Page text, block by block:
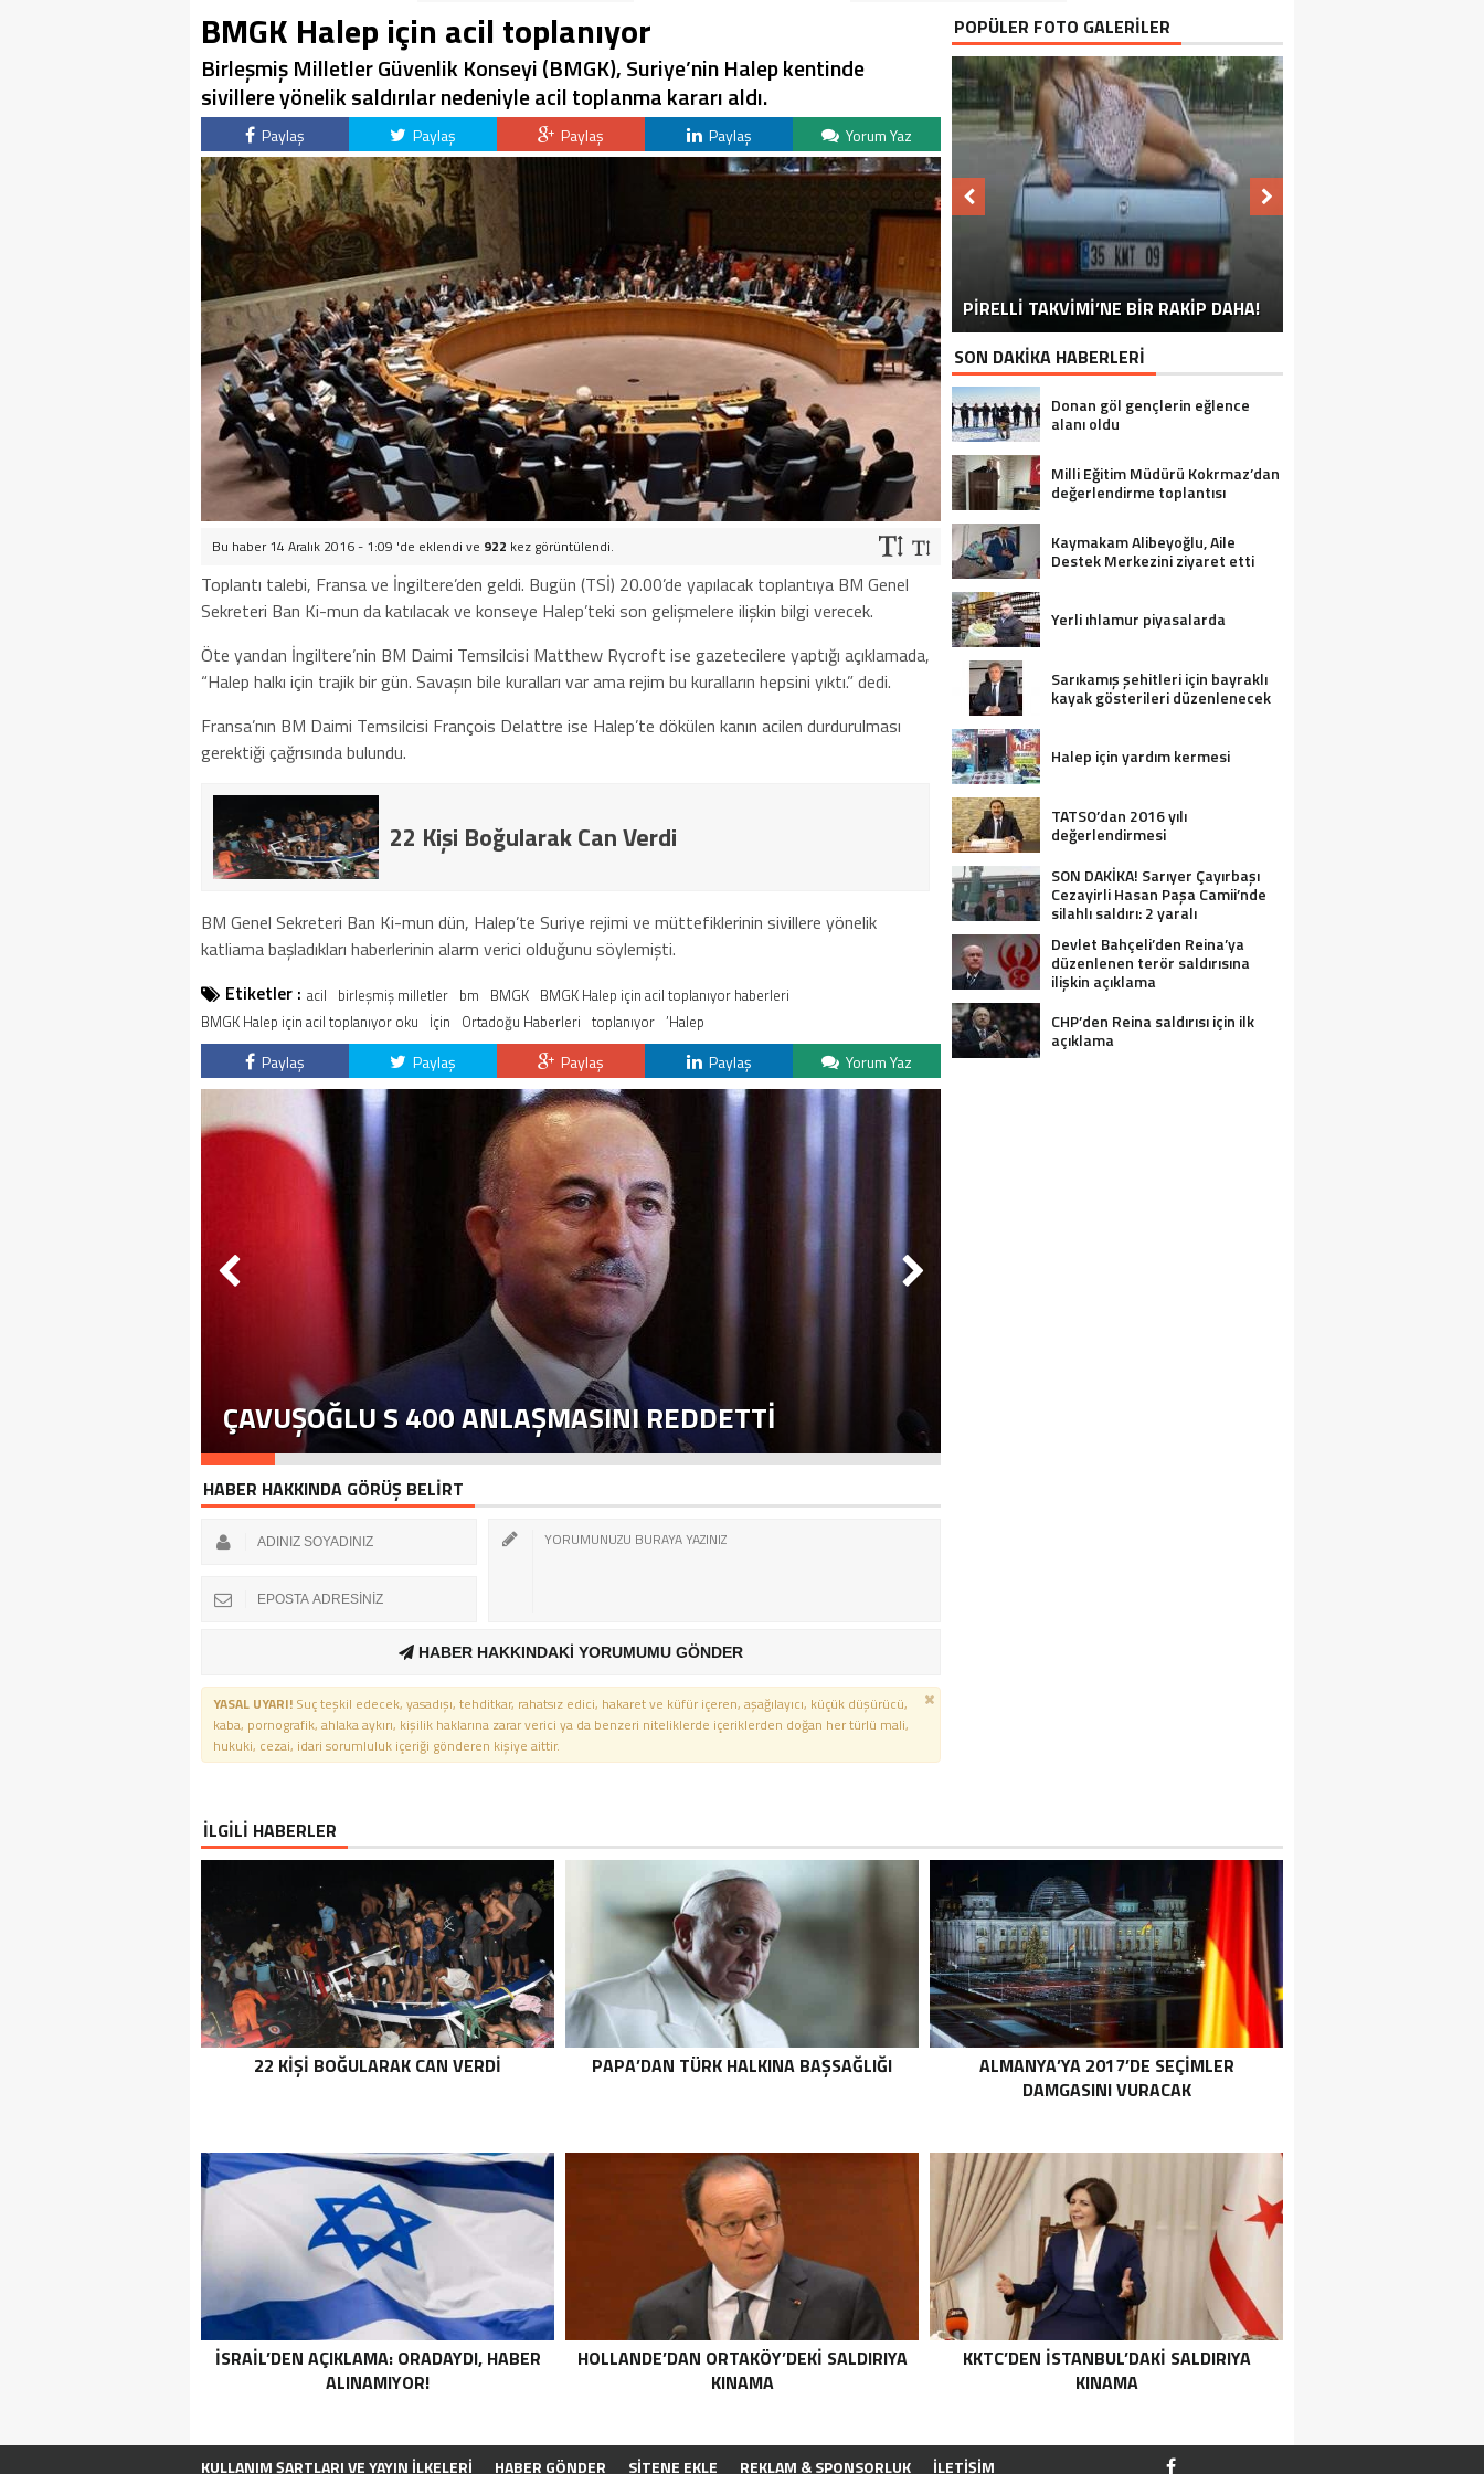
BMGK Halep için acil toplanıyor
Birleşmiş Milletler Güvenlik Konseyi (BMGK), Suriye’nin Halep kentinde
sivillere yönelik saldırılar nedeniyle acil toplanma kararı aldı.
Paylaş Paylaş Paylaş Paylaş Yorum Yaz
Bu haber 14 Aralık 2016 - 1:09 'de eklendi ve 922 kez görüntülendi.
Toplantı talebi, Fransa ve İngiltere’den geldi. Bugün (TSİ) 20.00’de yapılacak toplantıya BM Genel
Sekreteri Ban Ki-mun da katılacak ve konseye Halep’teki son gelişmelere ilişkin bilgi verecek.
Öte yandan İngiltere’nin BM Daimi Temsilcisi Matthew Rycroft ise gazetecilere yaptığı açıklamada,
“Halep halkı için trajik bir gün. Savaşın bile kuralları var ama rejim bu kuralların hepsini yıktı.” dedi.
Fransa’nın BM Daimi Temsilcisi François Delattre ise Halep’te dökülen kanın acilen durdurulması
gerektiği çağrısında bulundu.
22 Kişi Boğularak Can Verdi
BM Genel Sekreteri Ban Ki-mun dün, Halep’te Suriye rejimi ve müttefiklerinin sivillere yönelik
katliama başladıkları haberlerinin alarm verici olduğunu söylemişti.
Etiketler : acil birleşmiş milletler bm BMGK BMGK Halep için acil toplanıyor haberleri
BMGK Halep için acil toplanıyor oku İçin Ortadoğu Haberleri toplanıyor ’Halep
Paylaş Paylaş Paylaş Paylaş Yorum Yaz
ÇAVUŞOĞLU S 400 ANLAŞMASINI REDDETTI
HABER HAKKINDA GÖRÜŞ BELİRT
HABER HAKKINDAKİ YORUMUMU GÖNDER
YASAL UYARI! Suç teşkil edecek, yasadışı, tehditkar, rahatsız edici, hakaret ve küfür içeren, aşağılayıcı, küçük düşürücü,
kaba, pornografik, ahlaka aykırı, kişilik haklarına zarar verici ya da benzeri niteliklerde içeriklerden doğan her türlü mali,
hukuki, cezai, idari sorumluluk içeriği gönderen kişiye aittir.
POPÜLER FOTO GALERİLER
PİRELLİ TAKVİMİ’NE BİR RAKİP DAHA!
EN İYİ ‘KURBAN BAYRAMI’ CAPSLERİ!
BUNU SÖYLEMEYEN ESNAF GÖRDÜNÜZ
MÜ?
FOTOĞRAFLARLA HIZAN
FOTOĞRAFLARLA BITLIS
FOTOĞRAFLARLA TATVAN
FOTOĞRAFLARLA GÜROYMAK
FOTOĞRAFLARLA AHLAT
FOTOĞRAFLARLA ADILCEVAZ
FOTOĞRAFLARLA MUTKI
SON DAKİKA HABERLERİ
Donan göl gençlerin eğlence
alanı oldu
Milli Eğitim Müdürü Kokrmaz’dan
değerlendirme toplantısı
Kaymakam Alibeyoğlu, Aile
Destek Merkezini ziyaret etti
Yerli ıhlamur piyasalarda
Sarıkamış şehitleri için bayraklı
kayak gösterileri düzenlenecek
Halep için yardım kermesi
TATSO’dan 2016 yılı
değerlendirmesi
SON DAKİKA! Sarıyer Çayırbaşı
Cezayirli Hasan Paşa Camii’nde
silahlı saldırı: 2 yaralı
Devlet Bahçeli’den Reina’ya
düzenlenen terör saldırısına
ilişkin açıklama
CHP’den Reina saldırısı için ilk
açıklama
İLGİLİ HABERLER
22 KIŞI BOĞULARAK CAN VERDI PAPA’DAN TÜRK HALKINA BAŞSAĞLIĞI
ALMANYA’YA 2017’DE SEÇIMLER
DAMGASINI VURACAK
İSRAIL’DEN AÇIKLAMA: ORADAYDI, HABER
ALINAMIYOR!
HOLLANDE’DAN ORTAKÖY’DEKI SALDIRIYA
KINAMA
KKTC’DEN İSTANBUL’DAKI SALDIRIYA
KINAMA
KULLANIM ŞARTLARI VE YAYIN İLKELERI HABER GÖNDER SİTENE EKLE REKLAM & SPONSORLUK İLETIŞIM